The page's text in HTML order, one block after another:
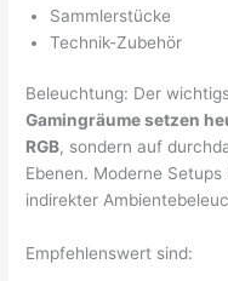
Sammlerstücke
Technik-Zubehör
Beleuchtung: Der
Gamingräume setzen
RGB, sondern auf
Ebenen. Moderne
indirekter
Empfehlenswert sind: